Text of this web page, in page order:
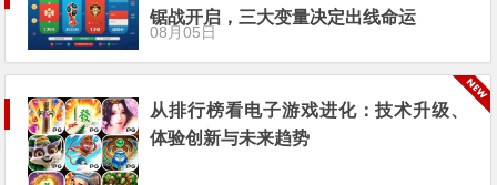
锯战开启，三大变量决定出线命运
08月05日
从排行榜看电子游戏进化：技术升级、
体验创新与未来趋势